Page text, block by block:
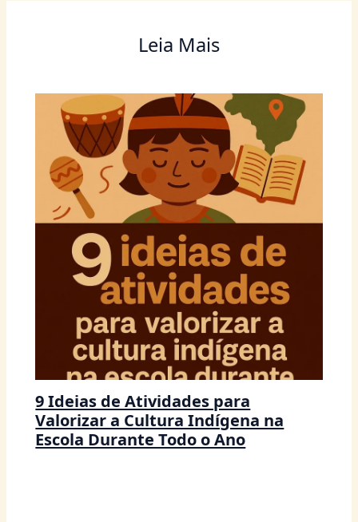
Leia Mais
9 Ideias de Atividades para
Valorizar a Cultura Indígena na
Escola Durante Todo o Ano